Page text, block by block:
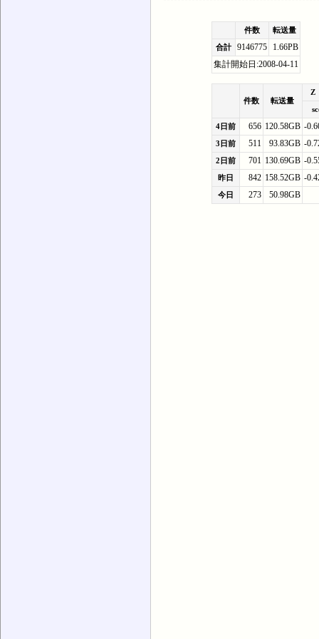
件数
転送量
合計
9146775
1.66PB
集計開始日:2008-04-11
件数 転送量
Z
4日前
656 120.58GB -
3日前 511 93.83GB -
2日前 701 130.69GB -
昨日 842 158.52GB -
今日 273 50.98GB